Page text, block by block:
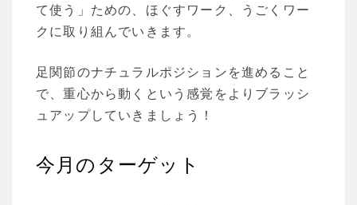
て使う」ための、ほぐすワーク、うごくワー
クに取り組んでいきます。
足関節のナチュラルポジションを進めること
で、重心から動くという感覚をよりブラッシ
ュアップしていきましょう！
今月のターゲット